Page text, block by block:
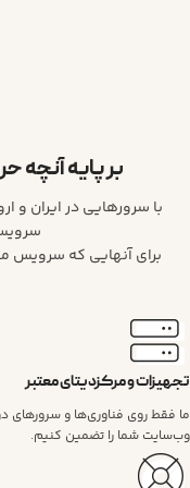
بر پایه آنچه
برای آنهایی که سرویس
تجهیزات و مرکزدیتای معتبر
ما فقط روی فناوری‌ها و سرورهای
وب‌سایت شما را تضمین کنیم.